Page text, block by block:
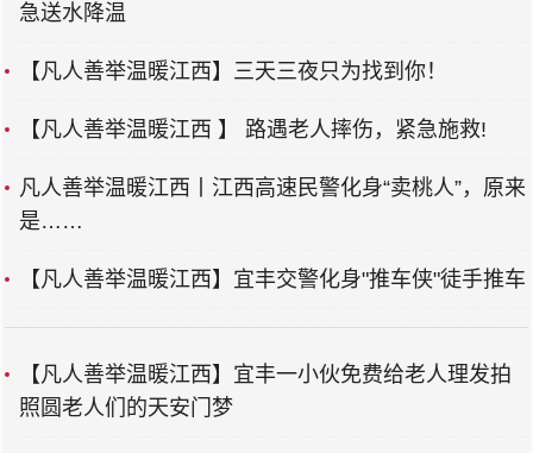
急送水降温
【凡人善举温暖江西】三天三夜只为找到你！
【凡人善举温暖江西 】 路遇老人摔伤，紧急施救!
凡人善举温暖江西丨江西高速民警化身“卖桃人”，原来
是……
【凡人善举温暖江西】宜丰交警化身"推车侠"徒手推车
【凡人善举温暖江西】宜丰一小伙免费给老人理发拍
照圆老人们的天安门梦